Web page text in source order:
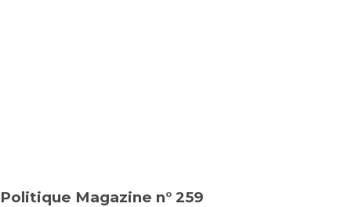
Politique Magazine n° 259